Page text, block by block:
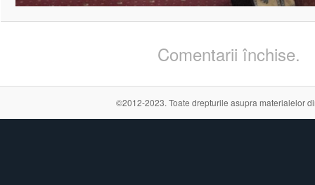
Comentarii închise.
©2012-2023. Toate drepturile asupra materialelor